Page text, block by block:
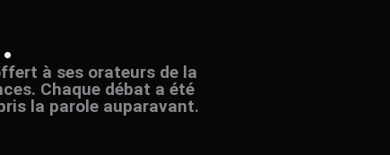
.
à ses orateurs de la
Chaque débat a été
la parole auparavant.